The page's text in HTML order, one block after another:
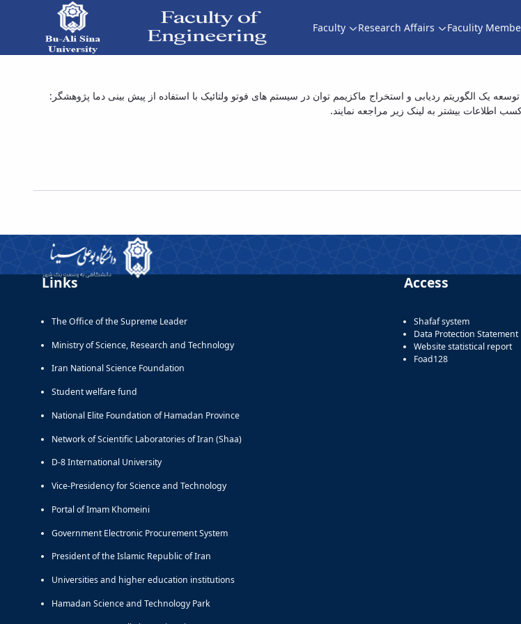
Faculty Research Affairs Faculity
با موضوع طراحی و توسعه یک الگوریتم ردیابی و استخراج ماکزیمم توان در
از پیش بینی دما پژوهشگر: فرهاد عبودی احمد آباد - دانشکده فنی و مهندسی
یک الگوریتم ردیابی و استخراج ماکزیمم توان در سیستم های فوتو ولتائیک با استفاده از پیش بینی دما پژوهشگر:
اطلاعات بیشتر به لینک زیر مراجعه نمایند.
Links
The Office of the Supreme Leader
Ministry of Science, Research and Technology
Iran National Science Foundation
Student welfare fund
National Elite Foundation of Hamadan Province
Network of Scientific Laboratories of Iran (Shaa)
D-8 International University
Vice-Presidency for Science and Technology
Portal of Imam Khomeini
Government Electronic Procurement System
President of the Islamic Republic of Iran
Universities and higher education institutions
Hamadan Science and Technology Park
Access
Shafaf system
Data Protection Statement
Website statistical report
Foad128